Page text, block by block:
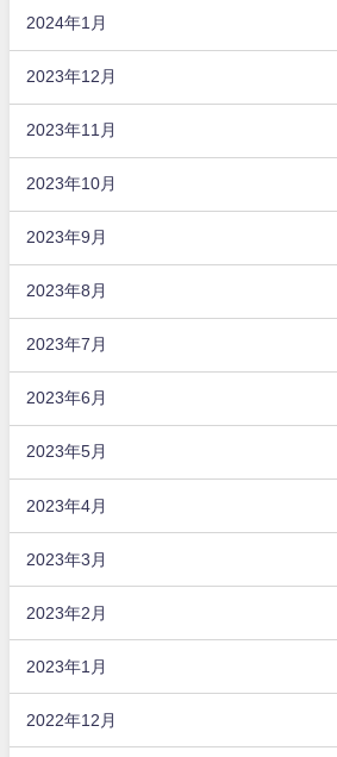
2024年1月
2023年12月
2023年11月
2023年10月
2023年9月
2023年8月
2023年7月
2023年6月
2023年5月
2023年4月
2023年3月
2023年2月
2023年1月
2022年12月